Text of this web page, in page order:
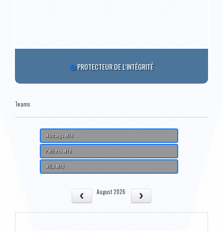
PROTECTEUR DE L'INTÉGRITÉ
Teams
Mustangs M18
Patriotes M18
WILA M18
August 2026